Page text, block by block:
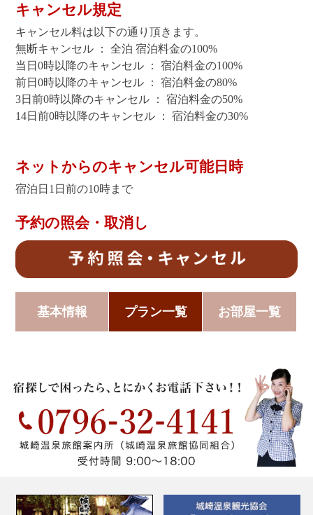
キャンセル規定
キャンセル料は以下の通り頂きます。
無断キャンセル ： 全泊 宿泊料金の100%
当日0時以降のキャンセル ： 宿泊料金の100%
前日0時以降のキャンセル ： 宿泊料金の80%
3日前0時以降のキャンセル ： 宿泊料金の50%
14日前0時以降のキャンセル ： 宿泊料金の30%
ネットからのキャンセル可能日時
宿泊日1日前の10時まで
予約の照会・取消し
基本情報 プラン一覧 お部屋一覧